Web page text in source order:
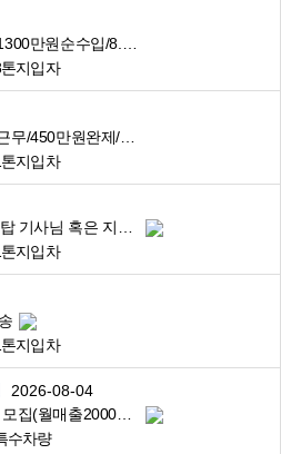
지입자
지입차
지입차
지입차
2026-08-04
수차량